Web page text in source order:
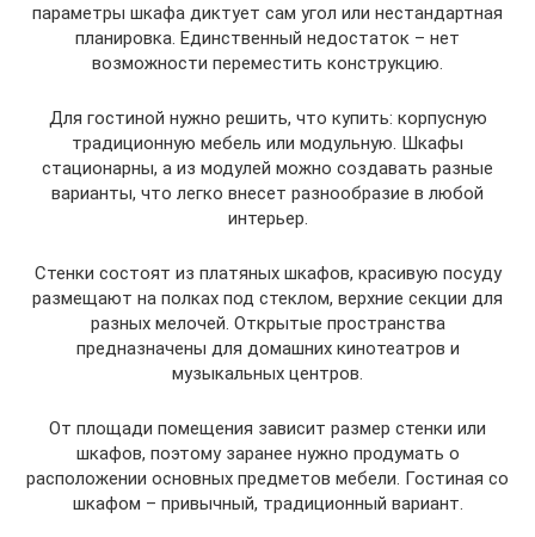
параметры шкафа диктует сам угол или нестандартная
планировка. Единственный недостаток – нет
возможности переместить конструкцию.
Для гостиной нужно решить, что купить: корпусную
традиционную мебель или модульную. Шкафы
стационарны, а из модулей можно создавать разные
варианты, что легко внесет разнообразие в любой
интерьер.
Стенки состоят из платяных шкафов, красивую посуду
размещают на полках под стеклом, верхние секции для
разных мелочей. Открытые пространства
предназначены для домашних кинотеатров и
музыкальных центров.
От площади помещения зависит размер стенки или
шкафов, поэтому заранее нужно продумать о
расположении основных предметов мебели. Гостиная со
шкафом – привычный, традиционный вариант.